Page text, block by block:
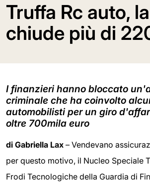
Truffa Rc auto,
chiude più di
I finanzieri hanno bloccato
criminale che ha coinvolto
automobilisti per un giro
oltre 700mila euro
di Gabriella Lax – Vendevano
per questo motivo, il Nucleo Speciale
Frodi Tecnologiche della Guardia di